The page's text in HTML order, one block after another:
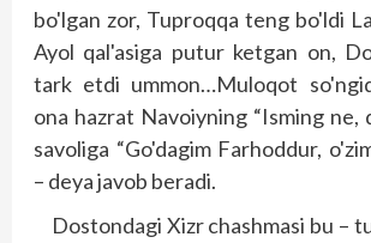
bo'lgan zor, Tup­roqqa teng bo'ldi
Ayol qal'asiga putur ketgan on,
tark etdi ummon…Muloqot
ona hazrat Navoiyning “Isming ne,
savoliga “Go'dagim Farhoddur,
– deya javob beradi.
Dostondagi Xizr chashmasi bu –